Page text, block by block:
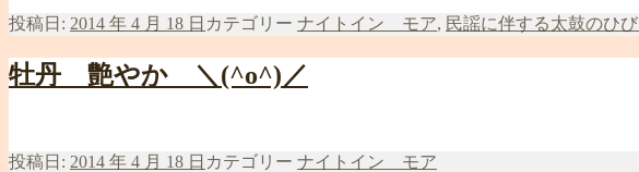
投稿日: 2014 年 4 月 18 日 カテゴリー ナイトイン モア, 民謡に伴する太鼓の
牡丹 艶やか ＼(^o^)／
投稿日: 2014 年 4 月 18 日 カテゴリー ナイトイン モア